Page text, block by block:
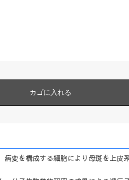
変を構成する細胞により母斑を上皮